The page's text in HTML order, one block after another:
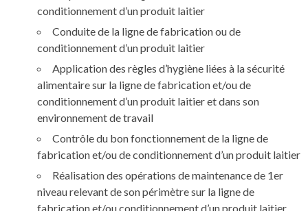
conditionnement d’un produit laitier
Conduite de la ligne de fabrication ou de
conditionnement d’un produit laitier
Application des règles d’hygiène liées à la sécurité
alimentaire sur la ligne de fabrication et/ou de
conditionnement d’un produit laitier et dans son
environnement de travail
Contrôle du bon fonctionnement de la ligne de
fabrication et/ou de conditionnement d’un produit laitier
Réalisation des opérations de maintenance de 1er
niveau relevant de son périmètre sur la ligne de
fabrication et/ou conditionnement d’un produit laitier